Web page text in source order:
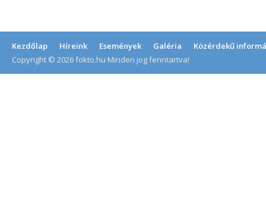
Kezdőlap Híreink Események Galéria
Közérdekű
Copyright © 2026 fokto.hu Minden jog fenntartva!